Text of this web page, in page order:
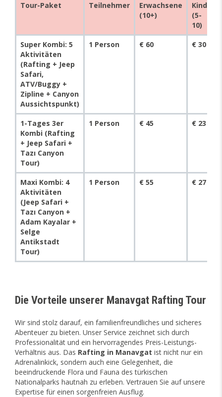
Tour-Paket Teilnehmer
Erwachsene
(10+)
Kind
(5-
10)
Super Kombi: 5
Aktivitäten
(Rafting + Jeep
Safari,
ATV/Buggy +
Zipline + Canyon
Aussichtspunkt)
1 Person € 60 € 30
1-Tages 3er
Kombi (Rafting
+ Jeep Safari +
Tazı Canyon
Tour)
1 Person € 45 € 23
Maxi Kombi: 4
Aktivitäten
(Jeep Safari +
Tazı Canyon +
Adam Kayalar +
Selge
Antikstadt
Tour)
1 Person € 55 € 27
Die Vorteile unserer Manavgat Rafting Tour
Wir sind stolz darauf, ein familienfreundliches und sicheres
Abenteuer zu bieten. Unser Service zeichnet sich durch
Professionalität und ein hervorragendes Preis-Leistungs-
Verhältnis aus. Das Rafting in Manavgat ist nicht nur ein
Adrenalinkick, sondern auch eine Gelegenheit, die
beeindruckende Flora und Fauna des türkischen
Nationalparks hautnah zu erleben. Vertrauen Sie auf unsere
Expertise für einen sorgenfreien Ausflug.